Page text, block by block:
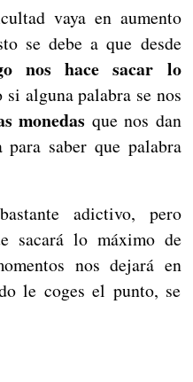
vaya en aumento
se debe a que desde
nos hace sacar lo
si alguna palabra se nos
monedas que nos dan
saber que palabra
adictivo, pero
sacará lo máximo de
nos dejará en
le coges el punto, se